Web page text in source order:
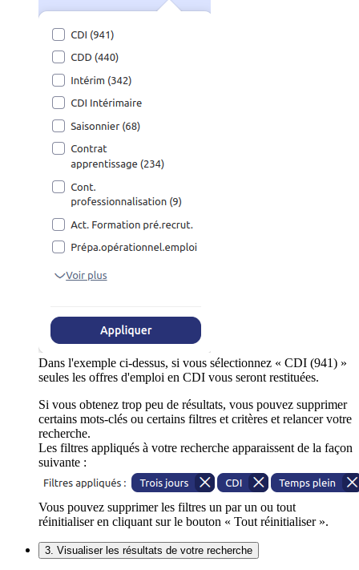
Dans l'exemple ci-dessus, si vous sélectionnez « CDI (941) »
seules les offres d'emploi en CDI vous seront restituées.
Si vous obtenez trop peu de résultats, vous pouvez supprimer
certains mots-clés ou certains filtres et critères et relancer votre
recherche.
Les filtres appliqués à votre recherche apparaissent de la façon
suivante :
Vous pouvez supprimer les filtres un par un ou tout
réinitialiser en cliquant sur le bouton « Tout réinitialiser ».
3. Visualiser les résultats de votre recherche